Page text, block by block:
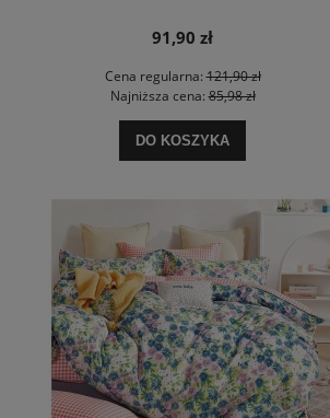
91,90 zł
Cena regularna:121,90 zł
Najniższa cena:85,98 zł
DO KOSZYKA